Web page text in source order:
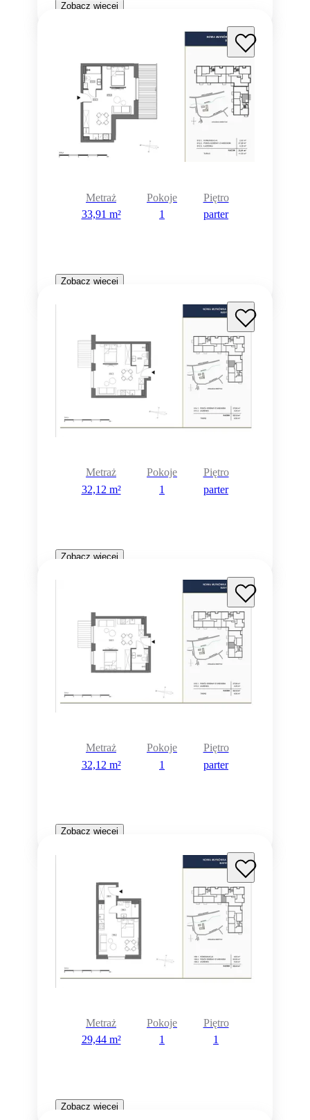
Zobacz więcej
Metraż
33,91 m²
Pokoje
1
Piętro
parter
Zobacz więcej
Metraż
32,12 m²
Pokoje
1
Piętro
parter
Zobacz więcej
Metraż
32,12 m²
Pokoje
1
Piętro
parter
Zobacz więcej
Metraż
29,44 m²
Pokoje
1
Piętro
1
Zobacz więcej